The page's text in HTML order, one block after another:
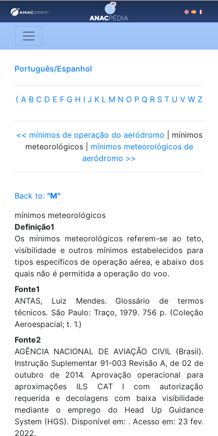
Português/Espanhol
( A B C D E F G H I J K L M N O P Q R S T U V W Z
<< mínimos de operação do aeródromo | mínimos
meteorológicos | mínimos meteorológicos de
aeródromo >>
Back to: "M"
mínimos meteorológicos
Definição1
Os mínimos meteorológicos referem-se ao teto,
visibilidade e outros mínimos estabelecidos para
tipos específicos de operação aérea, e abaixo dos
quais não é permitida a operação do voo.
Fonte1
ANTAS, Luiz Mendes. Glossário de termos
técnicos. São Paulo: Traço, 1979. 756 p. (Coleção
Aeroespacial; t. 1.)
Fonte2
AGÊNCIA NACIONAL DE AVIAÇÃO CIVIL (Brasil).
Instrução Suplementar 91-003 Revisão A, de 02 de
outubro de 2014. Aprovação operacional para
aproximações ILS CAT I com autorização
requerida e decolagens com baixa visibilidade
mediante o emprego do Head Up Guidance
System (HGS). Disponível em: . Acesso em: 23 fev.
2022.